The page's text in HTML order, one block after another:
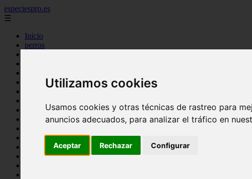
Utilizamos cookies
Usamos cookies y otras técnicas de rastreo para
anuncios adecuados, para analizar el tráfico en
Aceptar Rechazar Configurar
especiespro.es
☰
Inicio
perros
acuariofilia
tenencia responsable
marketing
bienestar